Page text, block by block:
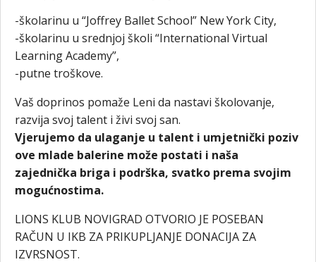
-školarinu u “Joffrey Ballet School” New York City,
-školarinu u srednjoj školi “International Virtual
Learning Academy”,
-putne troškove.
Vaš doprinos pomaže Leni da nastavi školovanje,
razvija svoj talent i živi svoj san.
Vjerujemo da ulaganje u talent i umjetnički poziv
ove mlade balerine može postati i naša
zajednička briga i podrška, svatko prema svojim
mogućnostima.
LIONS KLUB NOVIGRAD OTVORIO JE POSEBAN
RAČUN U IKB ZA PRIKUPLJANJE DONACIJA ZA
IZVRSNOST.